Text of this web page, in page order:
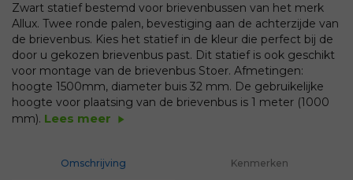
Zwart statief bestemd voor brievenbussen van het merk
Allux. Twee ronde palen, bevestiging aan de achterzijde van
de brievenbus. Kies het statief in de kleur die perfect bij de
door u gekozen brievenbus past. Dit statief is ook geschikt
voor montage van de brievenbus Stoer. Afmetingen:
hoogte 1500mm, diameter buis 32 mm. De gebruikelijke
hoogte voor plaatsing van de brievenbus is 1 meter (1000
mm). Lees meer play_arrow
Omschrijving Kenmerken